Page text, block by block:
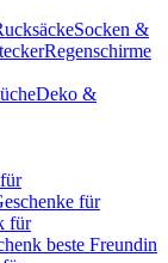
Socken &
Regenschirme
Deko &
für
für
beste Freundin